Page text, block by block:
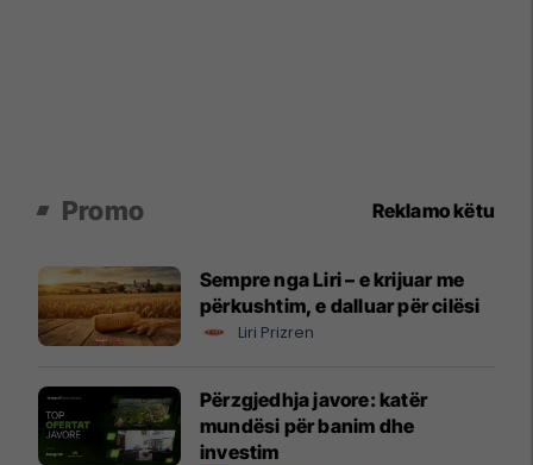
Promo Reklamo këtu
Sempre nga Liri – e krijuar me
përkushtim, e dalluar për cilësi
Liri Prizren
Përzgjedhja javore: katër
mundësi për banim dhe
investim